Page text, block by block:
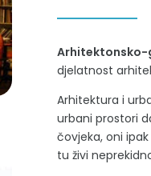
Arhitektonsko-
djelatnost
Arhitektura i
urbani prostori
čovjeka, oni
tu živi